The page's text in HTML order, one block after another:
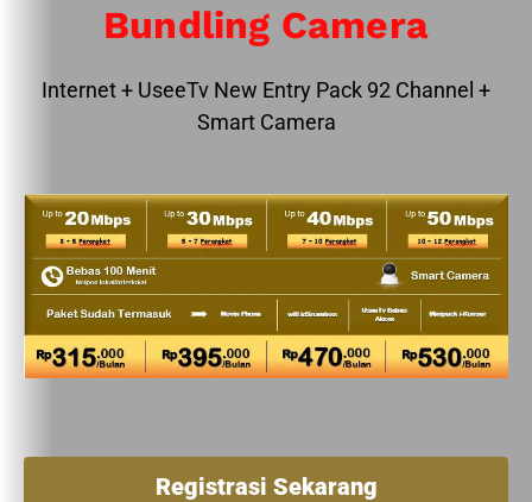
Bundling Camera
Internet + UseeTv New Entry Pack 92 Channel +
Smart Camera
Registrasi Sekarang